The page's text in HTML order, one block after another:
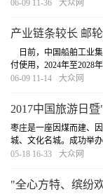
06-09 11-36 大众网
产业链条较长 邮
日前，中国船舶工业
付使用，2024年至2028
06-09 11-14
大众网
2017中国旅游日
枣庄是一座因煤而建、
城、文化名城。成功举
牌联盟成立大会，全方
05-18 16-33 大众网
"全心方特、缤纷